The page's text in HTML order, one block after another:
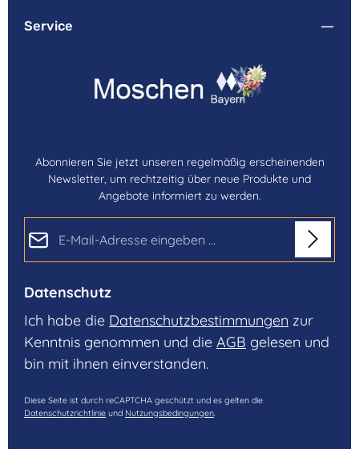
Service
Abonnieren Sie jetzt unseren regelmäßig erscheinenden
Newsletter, um rechtzeitig über neue Produkte und
Angebote informiert zu werden.
Datenschutz
Ich habe die Datenschutzbestimmungen zur
Kenntnis genommen und die AGB gelesen und
bin mit ihnen einverstanden.
Diese Seite ist durch reCAPTCHA geschützt und es gelten die
Datenschutzrichtlinie und Nutzungsbedingungen